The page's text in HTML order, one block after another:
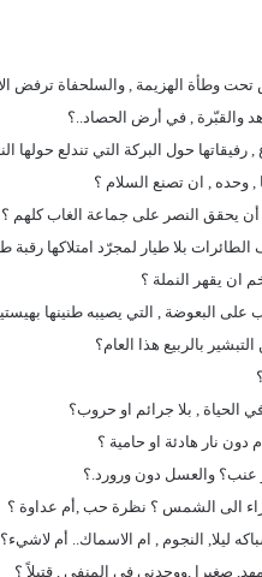
وطأة الهزيمة , والسلحفاة ترفض
والقبّرة , في أرض الحصاد..؟
حول البركة التي تندلع حولها
, وحده , ان تصنع السلام ؟
أن يحقق النصر على جماعة الغاب كلهم ؟
بلا طيار لمجرّد امتلاكها رقبة
ان يقهر النملة ؟
على البعوضة , التي يصيبه طنينها
بالربيع هذا العام؟
الحياة , بلا جرائم او حروب؟
دون نار هادئة او حامية ؟
عنب؟ والعسل دون ورورد.؟
الى الشمس ؟ نظرة حب ,أم عداوة ؟
ليلا, النجوم , ام الاسماك.. أم لاشيء؟
صغيرا ,ووجدني في المنفي , قتيلاً ؟